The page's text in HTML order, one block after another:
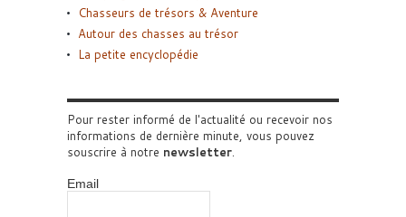
Chasseurs de trésors & Aventure
Autour des chasses au trésor
La petite encyclopédie
Pour rester informé de l'actualité ou recevoir nos
informations de dernière minute, vous pouvez
souscrire à notre newsletter.
Email